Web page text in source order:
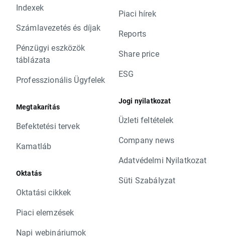
Indexek
Számlavezetés és díjak
Pénzügyi eszközök
táblázata
Professzionális Ügyfelek
Megtakarítás
Befektetési tervek
Kamatláb
Oktatás
Oktatási cikkek
Piaci elemzések
Napi webináriumok
Piaci hírek
Reports
Share price
ESG
Jogi nyilatkozat
Üzleti feltételek
Company news
Adatvédelmi Nyilatkozat
Süti Szabályzat